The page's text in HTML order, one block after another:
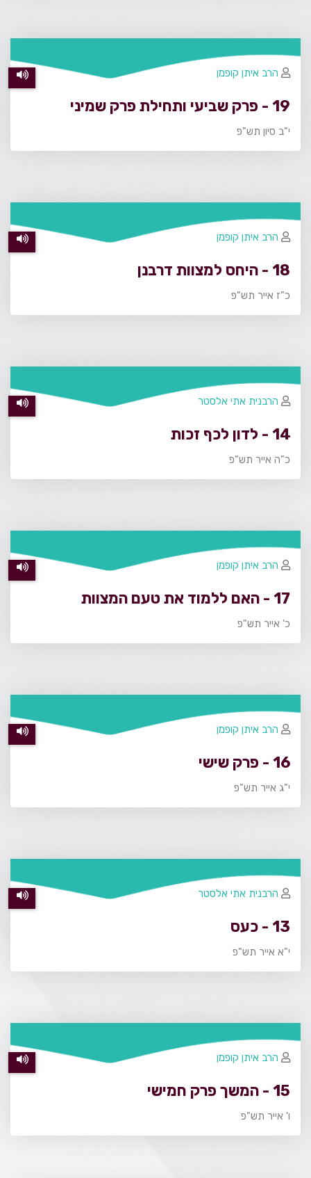
19 - פרק שביעי ותחילת פרק שמיני
י"ב סיון תש"פ
הרב איתן קופמן
18 - היחס למצוות דרבנן
כ"ז אייר תש"פ
הרב איתן קופמן
14 - לדון לכף זכות
כ"ה אייר תש"פ
הרבנית אתי אלסטר
17 - האם ללמוד את טעם המצוות
כ' אייר תש"פ
הרב איתן קופמן
16 - פרק שישי
י"ג אייר תש"פ
הרב איתן קופמן
13 - כעס
י"א אייר תש"פ
הרבנית אתי אלסטר
15 - המשך פרק חמישי
ו' אייר תש"פ
הרב איתן קופמן